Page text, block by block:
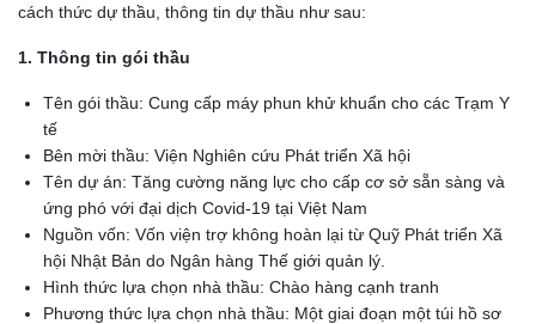
cách thức dự thầu, thông tin dự thầu như sau:
1. Thông tin gói thầu
Tên gói thầu: Cung cấp máy phun khử khuẩn cho các Trạm Y
tế
Bên mời thầu: Viện Nghiên cứu Phát triển Xã hội
Tên dự án: Tăng cường năng lực cho cấp cơ sở sẵn sàng và
ứng phó với đại dịch Covid-19 tại Việt Nam
Nguồn vốn: Vốn viện trợ không hoàn lại từ Quỹ Phát triển Xã
hội Nhật Bản do Ngân hàng Thế giới quản lý.
Hình thức lựa chọn nhà thầu: Chào hàng cạnh tranh
Phương thức lựa chọn nhà thầu: Một giai đoạn một túi hồ sơ